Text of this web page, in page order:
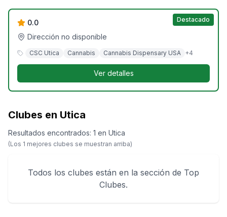
Destacado
0.0
Dirección no disponible
CSC Utica Cannabis Cannabis Dispensary USA +4
Ver detalles
Clubes en Utica
Resultados encontrados: 1 en Utica
(Los 1 mejores clubes se muestran arriba)
Todos los clubes están en la sección de Top
Clubes.